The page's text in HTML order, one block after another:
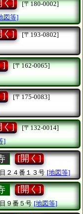
く]
[〒180-0002]
図等]
く]
[〒193-0802]
]
[〒162-0065]
]
[〒175-0083]
く]
[〒132-0014]
]
[開く]
２４番１３号 [地図等]
[開く]
９番５号 [地図等]